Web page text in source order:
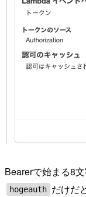
Bearerで始まる8
hogeauth だけだ